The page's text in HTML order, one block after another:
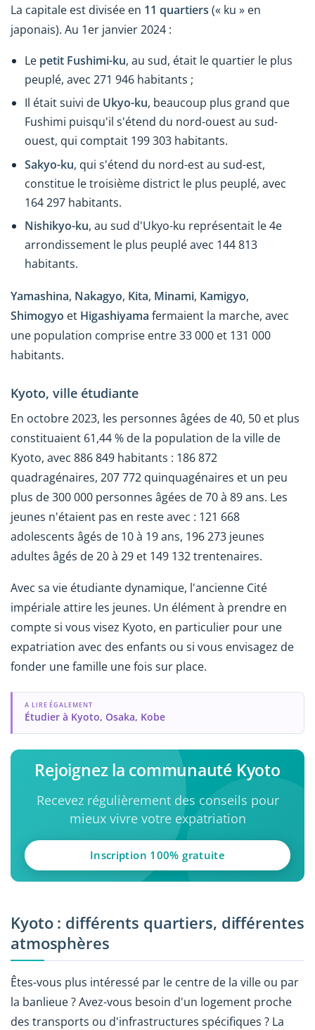
La capitale est divisée en 11 quartiers (« ku » en
japonais). Au 1er janvier 2024 :
Le petit Fushimi-ku, au sud, était le quartier le plus
peuplé, avec 271 946 habitants ;
Il était suivi de Ukyo-ku, beaucoup plus grand que
Fushimi puisqu'il s'étend du nord-ouest au sud-
ouest, qui comptait 199 303 habitants.
Sakyo-ku, qui s'étend du nord-est au sud-est,
constitue le troisième district le plus peuplé, avec
164 297 habitants.
Nishikyo-ku, au sud d'Ukyo-ku représentait le 4e
arrondissement le plus peuplé avec 144 813
habitants.
Yamashina, Nakagyo, Kita, Minami, Kamigyo,
Shimogyo et Higashiyama fermaient la marche, avec
une population comprise entre 33 000 et 131 000
habitants.
Kyoto, ville étudiante
En octobre 2023, les personnes âgées de 40, 50 et plus
constituaient 61,44 % de la population de la ville de
Kyoto, avec 886 849 habitants : 186 872
quadragénaires, 207 772 quinquagénaires et un peu
plus de 300 000 personnes âgées de 70 à 89 ans. Les
jeunes n'étaient pas en reste avec : 121 668
adolescents âgés de 10 à 19 ans, 196 273 jeunes
adultes âgés de 20 à 29 et 149 132 trentenaires.
Avec sa vie étudiante dynamique, l'ancienne Cité
impériale attire les jeunes. Un élément à prendre en
compte si vous visez Kyoto, en particulier pour une
expatriation avec des enfants ou si vous envisagez de
fonder une famille une fois sur place.
A LIRE ÉGALEMENT
Étudier à Kyoto, Osaka, Kobe
Rejoignez la communauté Kyoto
Recevez régulièrement des conseils pour
mieux vivre votre expatriation
Inscription 100% gratuite
Kyoto : différents quartiers, différentes
atmosphères
Êtes-vous plus intéressé par le centre de la ville ou par
la banlieue ? Avez-vous besoin d'un logement proche
des transports ou d'infrastructures spécifiques ? La